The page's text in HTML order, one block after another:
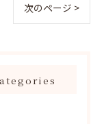
次のページ >